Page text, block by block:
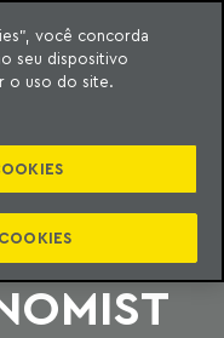
você concorda
seu dispositivo
o uso do site.